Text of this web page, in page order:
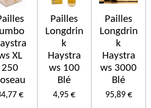
XL
250
€
Pailles
Longdrin
k
Haystra
ws 100
Blé
4,95 €
Pailles
Longdrin
k
Haystra
ws 3000
Blé
95,89 €